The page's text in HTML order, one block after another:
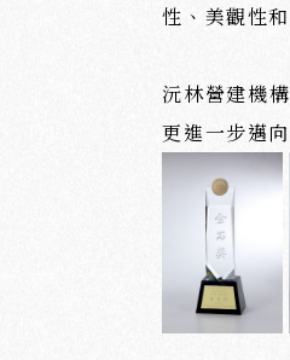
性、美觀性
沅林營建機
更進一步邁